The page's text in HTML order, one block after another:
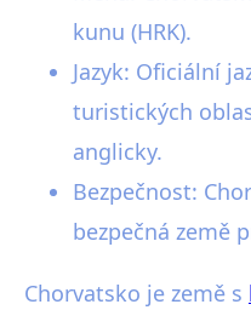
kunu (HRK).
Jazyk: Oficiální
turistických
anglicky.
Bezpečnost:
bezpečná země
Chorvatsko je země s